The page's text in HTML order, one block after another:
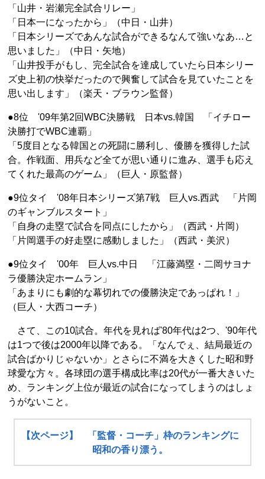
「山井・岩瀬完全試合リレー」
「日本一になったから」（中日・山井）
「日本シリーズであんな試合ができるなんて強いなあ…と
思いました」（中日・矢地）
「山井投手がもし、完全試合を達成していたら日本シリー
ズ史上初の快挙だったので興奮して試合を見ていたことを
思い出します」（楽天・ブラウン監督）
●8位 '09年第2回WBC決勝戦 日本vs.韓国 「イチロー
決勝打でWBC連覇」
「5度目となる韓国との死闘に勝利し、優勝を獲得した試
合。作戦面、用兵など全てが思い通りに進み、選手も応え
てくれた最高のゲーム」（巨人・原監督）
●9位タイ '08年日本シリーズ第7戦 巨人vs.西武 「片岡
のギャンブルスタート」
「自身の走塁で試合を同点にしたから」（西武・片岡）
「片岡選手の好走塁に感動しました」（西武・美沢）
●9位タイ '00年 巨人vs.中日 「江藤満塁・二岡サヨナ
ラ優勝決定ホームラン」
「あまりにも劇的な幕切れでの優勝決定であっぱれ！」
（巨人・大西コーチ）
さて、この10試合。年代を見れば'80年代は2つ、'90年代
は1つで後は2000年以降である。「なんでぇ、結局最近の
試合ばかりじゃないか」とさらに不満を大きくした昭和野
球愛な方々。各球団の選手構成比率は20代が一番大きいた
め、ランキング上位が最近の試合になってしまうのはしょ
うがないこと。
【次ページ】 「監督・コーチ」枠のランキングに
昭和の香り漂う。